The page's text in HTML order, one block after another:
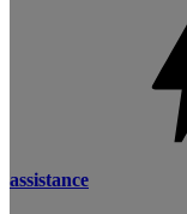
assistance